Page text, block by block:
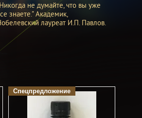
не думайте, что вы уже
знаете." Академик,
лауреат И.П. Павлов.
Спецпредложение